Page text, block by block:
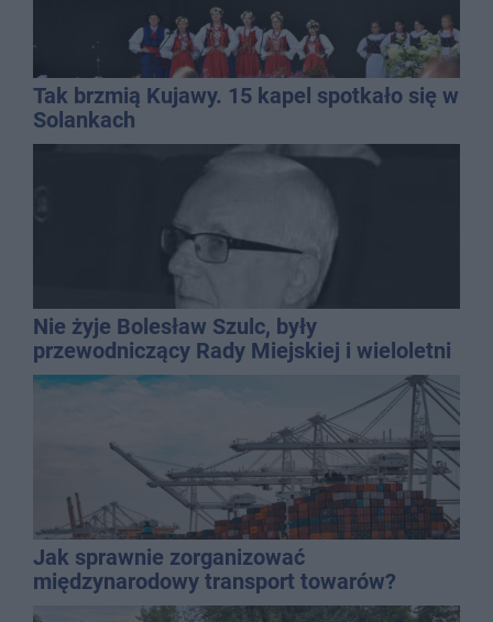
Tak brzmią Kujawy. 15 kapel spotkało się w
Solankach
Nie żyje Bolesław Szulc, były
przewodniczący Rady Miejskiej i wieloletni
dyrektor SP 14
Jak sprawnie zorganizować
międzynarodowy transport towarów?